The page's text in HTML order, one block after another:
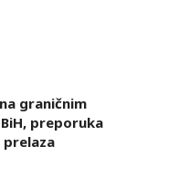
graničnim
preporuka